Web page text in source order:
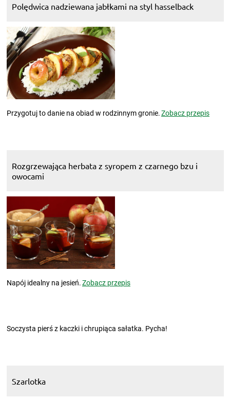
Polędwica nadziewana jabłkami na styl hasselback
Przygotuj to danie na obiad w rodzinnym gronie.Zobacz przepis
Rozgrzewająca herbata z syropem z czarnego bzu i
owocami
Napój idealny na jesień.Zobacz przepis
Soczysta pierś z kaczki i chrupiąca sałatka. Pycha!
Szarlotka